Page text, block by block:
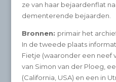
ze van haar bejaardenflat
dementerende bejaarden.
Bronnen: primair het
In de tweede plaats
Fietje (waaronder een neef
van Simon van der Ploeg,
(California, USA) en een in